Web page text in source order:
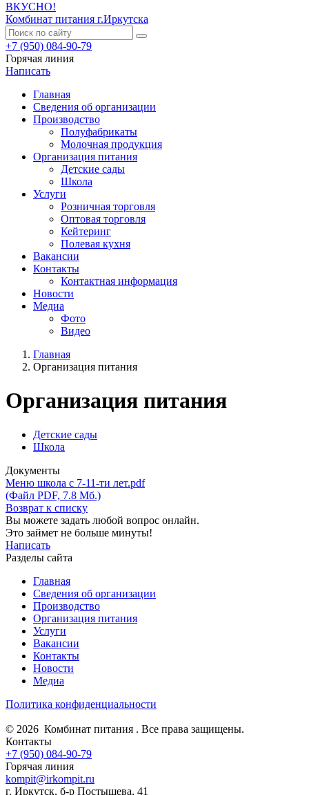
ВКУСНО!
Комбинат питания г.Иркутска
+7 (950) 084-90-79
Горячая линия
Написать
Главная
Сведения об организации
Производство
Полуфабрикаты
Молочная продукция
Организация питания
Детские сады
Школа
Услуги
Розничная торговля
Оптовая торговля
Кейтеринг
Полевая кухня
Вакансии
Контакты
Контактная информация
Новости
Медиа
Фото
Видео
Главная
Организация питания
Организация питания
Детские сады
Школа
Документы
Меню школа с 7-11-ти лет.pdf
(Файл PDF, 7.8 Мб.)
Возврат к списку
Вы можете задать любой вопрос онлайн.
Это займет не больше минуты!
Написать
Разделы сайта
Главная
Сведения об организации
Производство
Организация питания
Услуги
Вакансии
Контакты
Новости
Медиа
Политика конфиденциальности
© 2026 Комбинат питания . Все права защищены.
Контакты
+7 (950) 084-90-79
Горячая линия
kompit@irkompit.ru
г. Иркутск, б-р Постышева, 41